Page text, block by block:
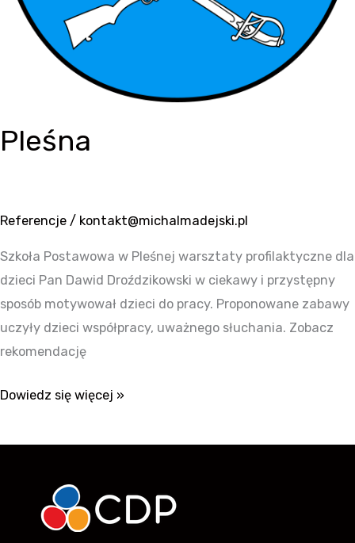
Pleśna
Referencje / kontakt@michalmadejski.pl
Szkoła Postawowa w Pleśnej warsztaty profilaktyczne dla
dzieci Pan Dawid Droździkowski w ciekawy i przystępny
sposób motywował dzieci do pracy. Proponowane zabawy
uczyły dzieci współpracy, uważnego słuchania. Zobacz
rekomendację
Dowiedz się więcej »